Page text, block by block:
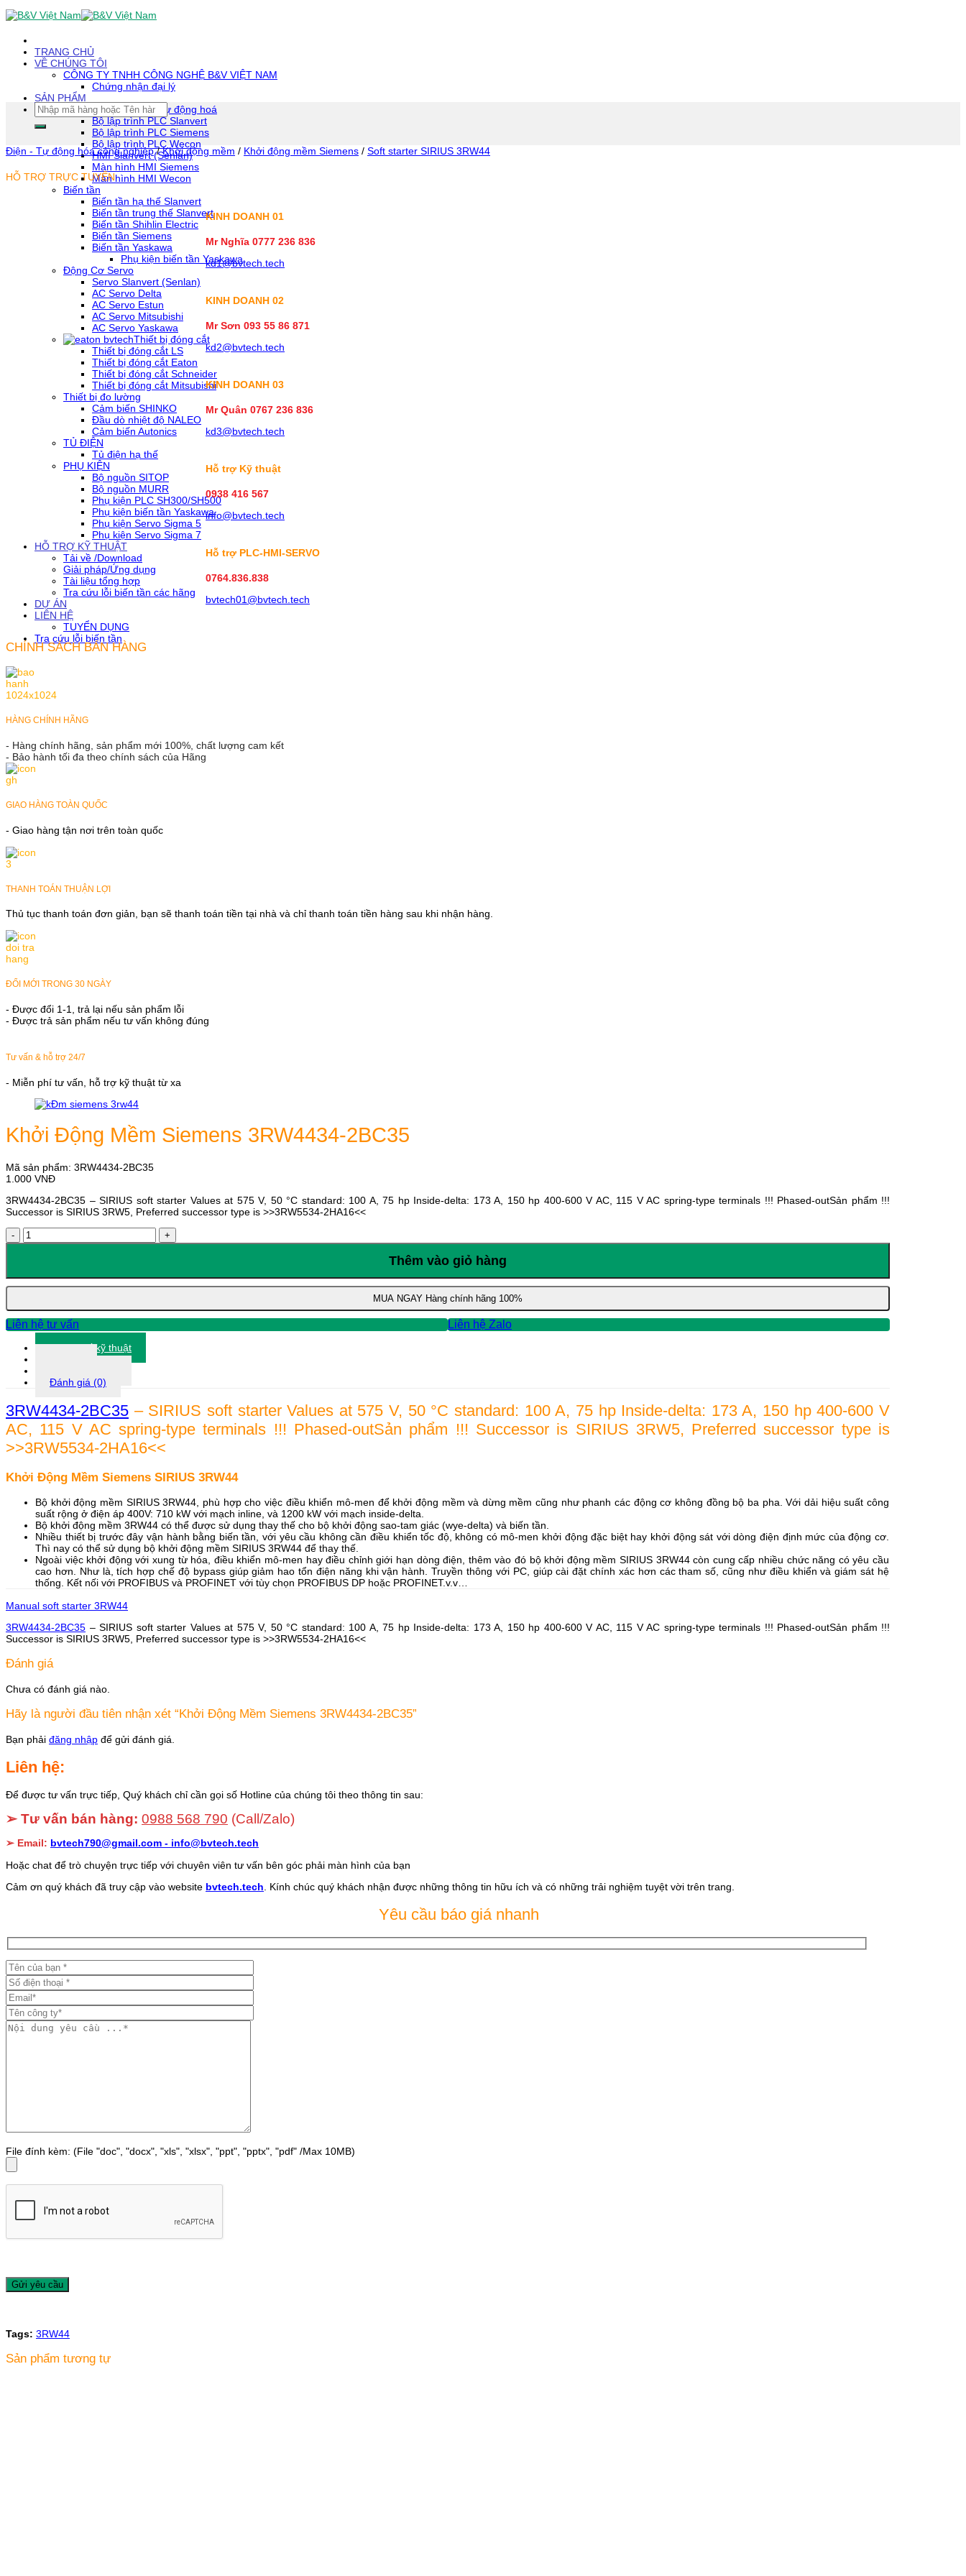
Skip
To
(tạm
dịch)
TRANG CHỦ
VỀ CHÚNG TÔI
CÔNG TY TNHH CÔNG NGHỆ B&V VIỆT NAM
Chứng nhận đại lý
SẢN PHẨM
Thiết bị tự động hoá
Bộ lập trình PLC Slanvert
Bộ lập trình PLC Siemens
Bộ lập trình PLC Wecon
HMI Slanvert (Senlan)
Màn hình HMI Siemens
Màn hình HMI Wecon
Biến tần
Biến tần hạ thế Slanvert
Biến tần trung thế Slanvert
Biến tần Shihlin Electric
Biến tần Siemens
Biến tần Yaskawa
Phụ kiện biến tần Yaskawa
Động Cơ Servo
Servo Slanvert (Senlan)
AC Servo Delta
AC Servo Estun
AC Servo Mitsubishi
AC Servo Yaskawa
Thiết bị đóng cắt
Thiết bị đóng cắt LS
Thiết bị đóng cắt Eaton
Thiết bị đóng cắt Schneider
Thiết bị đóng cắt Mitsubishi
Thiết bị đo lường
Cảm biến SHINKO
Đầu dò nhiệt độ NALEO
Cảm biến Autonics
TỦ ĐIỆN
Tủ điện hạ thế
PHỤ KIỆN
Bộ nguồn SITOP
Bộ nguồn MURR
Phụ kiện PLC SH300/SH500
Phụ kiện biến tần Yaskawa
Phụ kiện Servo Sigma 5
Phụ kiện Servo Sigma 7
HỖ TRỢ KỸ THUẬT
Tải về /Download
Giải pháp/Ứng dụng
Tài liệu tổng hợp
Tra cứu lỗi biến tần các hãng
DỰ ÁN
LIÊN HỆ
TUYỂN DỤNG
Tra cứu lỗi biến tần
Tìm
kiếm:
Điện - Tự động hóa công nghiệp / Khởi động mềm / Khởi động mềm Siemens / Soft starter SIRIUS 3RW44
HỖ TRỢ TRỰC TUYẾN
KINH DOANH 01
Mr Nghĩa 0777 236 836
kd1@bvtech.tech
KINH DOANH 02
Mr Sơn 093 55 86 871
kd2@bvtech.tech
KINH DOANH 03
Mr Quân 0767 236 836
kd3@bvtech.tech
Hỗ trợ Kỹ thuật
0938 416 567
info@bvtech.tech
Hỗ trợ PLC-HMI-SERVO
0764.836.838
bvtech01@bvtech.tech
CHÍNH SÁCH BÁN HÀNG
HÀNG CHÍNH HÃNG
- Hàng chính hãng, sản phẩm mới 100%, chất lượng cam kết
- Bảo hành tối đa theo chính sách của Hãng
GIAO HÀNG TOÀN QUỐC
- Giao hàng tận nơi trên toàn quốc
THANH TOÁN THUẬN LỢI
Thủ tục thanh toán đơn giản, bạn sẽ thanh toán tiền tại nhà và chỉ thanh toán tiền hàng sau khi nhận hàng.
ĐỔI MỚI TRONG 30 NGÀY
- Được đổi 1-1, trả lại nếu sản phẩm lỗi
- Được trả sản phẩm nếu tư vấn không đúng
Tư vấn & hỗ trợ 24/7
- Miễn phí tư vấn, hỗ trợ kỹ thuật từ xa
Khởi Động Mềm Siemens 3RW4434-2BC35
Mã sản phẩm: 3RW4434-2BC35
1.000 VNĐ
3RW4434-2BC35 – SIRIUS soft starter Values at 575 V, 50 °C standard: 100 A, 75 hp Inside-delta: 173 A, 150 hp 400-600 V AC, 115 V AC spring-type terminals !!! Phased-outSản phẩm !!!
Successor is SIRIUS 3RW5, Preferred successor type is >>3RW5534-2HA16<<
Khởi
Động
3RW4434-
2BC35
lượng
Thêm vào giỏ hàng
MUA NGAY Hàng chính hãng 100%
Liên hệ tư vấn Liên hệ Zalo
Thông số kỹ thuật
Đánh giá (0)
3RW4434-2BC35 – SIRIUS soft starter Values at 575 V, 50 °C standard: 100 A, 75 hp Inside-delta: 173 A, 150 hp 400-600 V
AC, 115 V AC spring-type terminals !!! Phased-outSản phẩm !!! Successor is SIRIUS 3RW5, Preferred successor type is
>>3RW5534-2HA16<<
Khởi Động Mềm Siemens SIRIUS 3RW44
Bộ khởi động mềm SIRIUS 3RW44, phù hợp cho việc điều khiển mô-men để khởi động mềm và dừng mềm cũng như phanh các động cơ không đồng bộ ba pha. Với dải hiệu suất công
suất rộng ở điện áp 400V: 710 kW với mạch inline, và 1200 kW với mạch inside-delta.
Bộ khởi động mềm 3RW44 có thể được sử dụng thay thế cho bộ khởi động sao-tam giác (wye-delta) và biến tần.
Nhiều thiết bị trước đây vận hành bằng biến tần, với yêu cầu không cần điều khiển tốc độ, không có mô-men khởi động đặc biệt hay khởi động sát với dòng điện định mức của động cơ.
Thì nay có thể sử dụng bộ khởi động mềm SIRIUS 3RW44 để thay thế.
Ngoài việc khởi động với xung từ hóa, điều khiển mô-men hay điều chỉnh giới hạn dòng điện, thêm vào đó bộ khởi động mềm SIRIUS 3RW44 còn cung cấp nhiều chức năng có yêu cầu
cao hơn. Như là, tích hợp chế độ bypass giúp giảm hao tổn điện năng khi vận hành. Truyền thông với PC, giúp cài đặt chính xác hơn các tham số, cũng như điều khiển và giám sát hệ
thống. Kết nối với PROFIBUS và PROFINET với tùy chọn PROFIBUS DP hoặc PROFINET.v.v…
Manual soft starter 3RW44
3RW4434-2BC35 – SIRIUS soft starter Values at 575 V, 50 °C standard: 100 A, 75 hp Inside-delta: 173 A, 150 hp 400-600 V AC, 115 V AC spring-type terminals !!! Phased-outSản phẩm !!!
Successor is SIRIUS 3RW5, Preferred successor type is >>3RW5534-2HA16<<
Đánh giá
Chưa có đánh giá nào.
Hãy là người đầu tiên nhận xét “Khởi Động Mềm Siemens 3RW4434-2BC35”
Bạn phải đăng nhập để gửi đánh giá.
Liên hệ:
Để được tư vấn trực tiếp, Quý khách chỉ cần gọi số Hotline của chúng tôi theo thông tin sau:
➢ Tư vấn bán hàng: 0988 568 790 (Call/Zalo)
➢ Email: bvtech790@gmail.com - info@bvtech.tech
Hoặc chat để trò chuyện trực tiếp với chuyên viên tư vấn bên góc phải màn hình của bạn
Cảm ơn quý khách đã truy cập vào website bvtech.tech . Kính chúc quý khách nhận được những thông tin hữu ích và có những trải nghiệm tuyệt vời trên trang.
Yêu cầu báo giá nhanh
File đính kèm: (File "doc", "docx", "xls", "xlsx", "ppt", "pptx", "pdf" /Max 10MB)
Tags: 3RW44
Sản phẩm tương tự